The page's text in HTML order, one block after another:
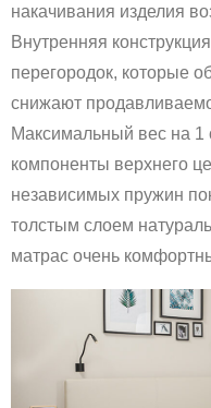
накачивания изделия
Внутренняя
перегородок, которые
снижают
Максимальный вес на 1
компоненты верхнего
независимых пружин
толстым слоем
матрас очень